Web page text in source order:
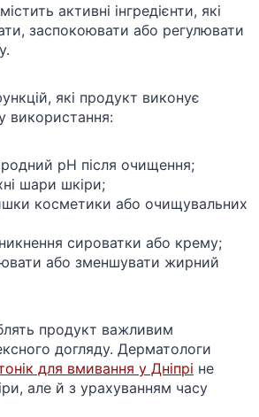
активні інгредієнти, які
заспокоювати або регулювати
які продукт виконує
використання:
pH після очищення;
шари шкіри;
косметики або очищувальних
сироватки або крему;
або зменшувати жирний
продукт важливим
догляду. Дерматологи
для вмивання у Дніпрі не
але й з урахуванням часу